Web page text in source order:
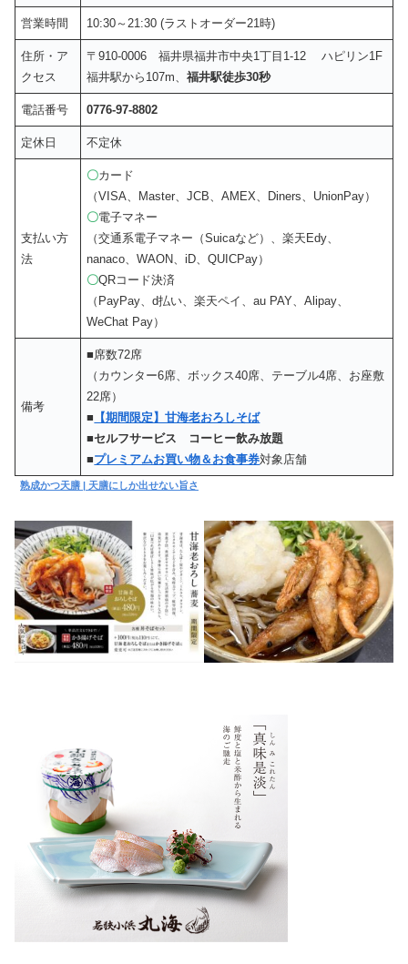
営業時間 10:30～21:30 (ラストオーダー21時)
住所・ア
クセス
〒910-0006 福井県福井市中央1丁目1-12 ハピリン1F
福井駅から107m、福井駅徒歩30秒
電話番号 0776-97-8802
定休日 不定休
支払い方
法
〇カード
（VISA、Master、JCB、AMEX、Diners、UnionPay）
〇電子マネー
（交通系電子マネー（Suicaなど）、楽天Edy、
nanaco、WAON、iD、QUICPay）
〇QRコード決済
（PayPay、d払い、楽天ペイ、au PAY、Alipay、
WeChat Pay）
備考
■席数72席
（カウンター6席、ボックス40席、テーブル4席、お座敷
22席）
■ 【期間限定】甘海老おろしそば
■セルフサービス コーヒー飲み放題
■プレミアムお買い物＆お食事券対象店舗
熟成かつ天膳 | 天膳にしか出せない旨さ